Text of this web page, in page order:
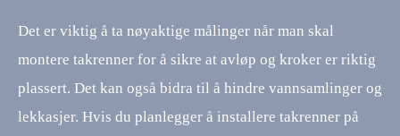
Det er viktig å ta nøyaktige målinger når man skal
montere takrenner for å sikre at avløp og kroker er riktig
plassert. Det kan også bidra til å hindre vannsamlinger og
lekkasjer. Hvis du planlegger å installere takrenner på